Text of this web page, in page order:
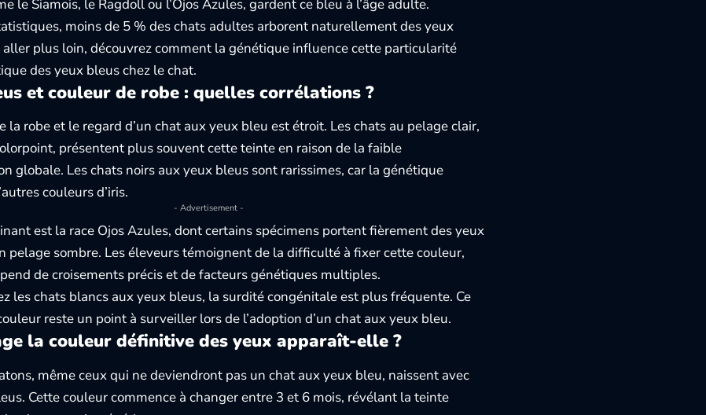
le Siamois, le Ragdoll ou l’Ojos Azules, gardent ce bleu à l’âge adulte.
moins de 5 % des chats adultes arborent naturellement des yeux
aller plus loin, découvrez comment la génétique influence cette particularité
des yeux bleus chez le chat.
et couleur de robe : quelles corrélations ?
la robe et le regard d’un chat aux yeux bleu est étroit. Les chats au pelage clair,
présentent plus souvent cette teinte en raison de la faible
globale. Les chats noirs aux yeux bleus sont rarissimes, car la génétique
couleurs d’iris.
- Advertisement -
est la race Ojos Azules, dont certains spécimens portent fièrement des yeux
pelage sombre. Les éleveurs témoignent de la difficulté à fixer cette couleur,
de croisements précis et de facteurs génétiques multiples.
les chats blancs aux yeux bleus, la surdité congénitale est plus fréquente. Ce
reste un point à surveiller lors de l’adoption d’un chat aux yeux bleu.
la couleur définitive des yeux apparaît-elle ?
même ceux qui ne deviendront pas un chat aux yeux bleu, naissent avec
Cette couleur commence à changer entre 3 et 6 mois, révélant la teinte